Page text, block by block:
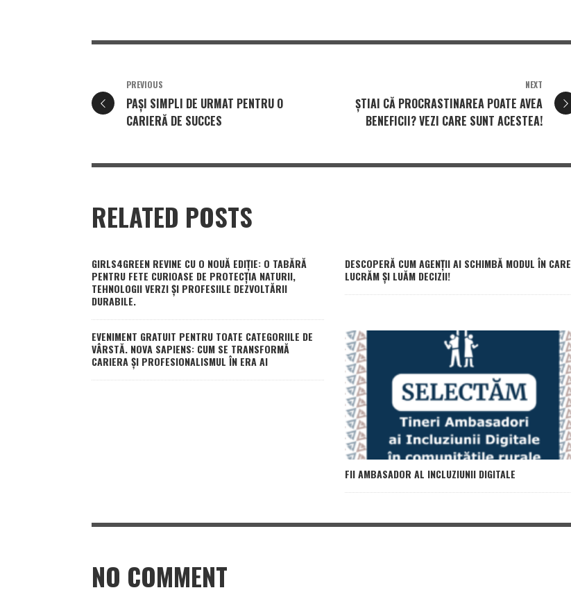
PREVIOUS
PAȘI SIMPLI DE URMAT PENTRU O
CARIERĂ DE SUCCES
NEXT
ȘTIAI CĂ PROCRASTINAREA POATE AVEA
BENEFICII? VEZI CARE SUNT ACESTEA!
RELATED POSTS
GIRLS4GREEN REVINE CU O NOUĂ EDIȚIE: O TABĂRĂ
PENTRU FETE CURIOASE DE PROTECȚIA NATURII,
TEHNOLOGII VERZI ȘI PROFESIILE DEZVOLTĂRII
DURABILE.
DESCOPERĂ CUM AGENȚII AI SCHIMBĂ MODUL ÎN CARE
LUCRĂM ȘI LUĂM DECIZII!
EVENIMENT GRATUIT PENTRU TOATE CATEGORIILE DE
VÂRSTĂ. NOVA SAPIENS: CUM SE TRANSFORMĂ
CARIERA ȘI PROFESIONALISMUL ÎN ERA AI
FII AMBASADOR AL INCLUZIUNII DIGITALE
NO COMMENT